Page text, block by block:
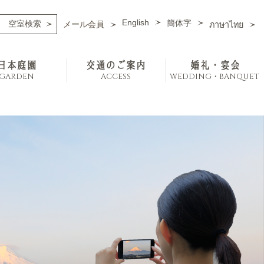
メール会員 English 簡体字 ภาษาไทย
本庭園 交通のご案内
ACCESS
婚礼・宴会
WEDDING・BANQUET